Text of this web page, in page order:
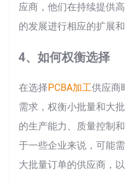
应商，他们在持续提供
的发展进行相应的扩展和
4、如何权衡选择
在选择PCBA加工供应商
需求，权衡小批量和大
的生产能力、质量控制
于一些企业来说，可能
大批量订单的供应商，